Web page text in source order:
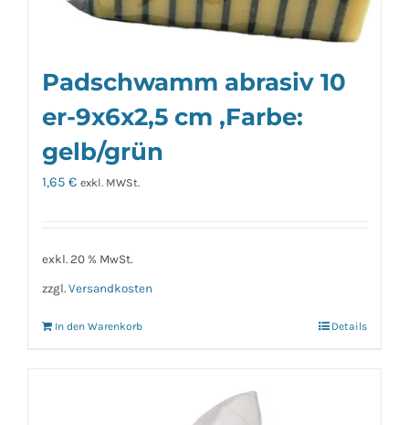
Padschwamm abrasiv 10
er-9x6x2,5 cm ,Farbe:
gelb/grün
1,65 € exkl. MWSt.
exkl. 20 % MwSt.
zzgl. Versandkosten
In den Warenkorb Details